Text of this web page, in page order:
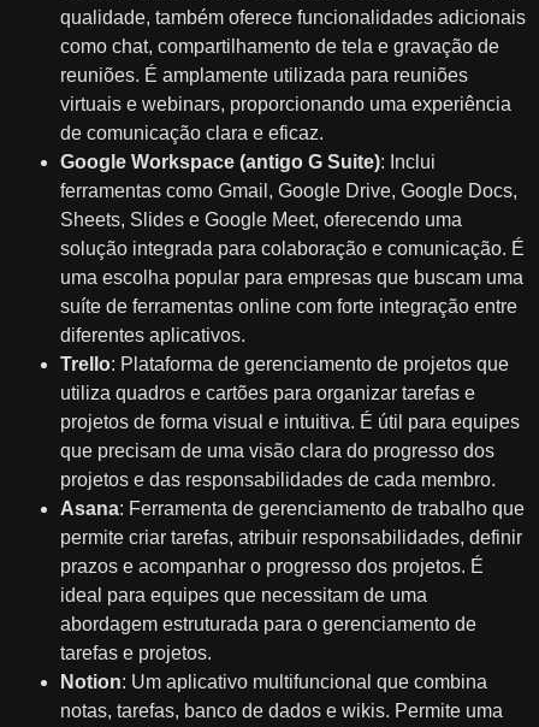
qualidade, também oferece funcionalidades adicionais
como chat, compartilhamento de tela e gravação de
reuniões. É amplamente utilizada para reuniões
virtuais e webinars, proporcionando uma experiência
de comunicação clara e eficaz.
Google Workspace (antigo G Suite): Inclui
ferramentas como Gmail, Google Drive, Google Docs,
Sheets, Slides e Google Meet, oferecendo uma
solução integrada para colaboração e comunicação. É
uma escolha popular para empresas que buscam uma
suíte de ferramentas online com forte integração entre
diferentes aplicativos.
Trello: Plataforma de gerenciamento de projetos que
utiliza quadros e cartões para organizar tarefas e
projetos de forma visual e intuitiva. É útil para equipes
que precisam de uma visão clara do progresso dos
projetos e das responsabilidades de cada membro.
Asana: Ferramenta de gerenciamento de trabalho que
permite criar tarefas, atribuir responsabilidades, definir
prazos e acompanhar o progresso dos projetos. É
ideal para equipes que necessitam de uma
abordagem estruturada para o gerenciamento de
tarefas e projetos.
Notion: Um aplicativo multifuncional que combina
notas, tarefas, banco de dados e wikis. Permite uma